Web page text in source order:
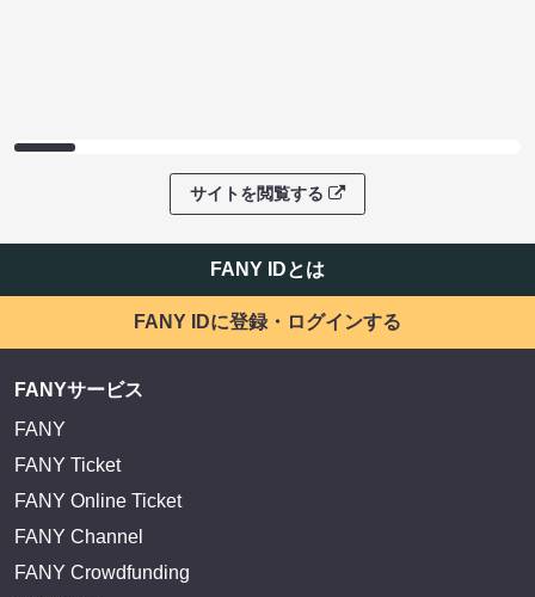
サイトを閲覧する
FANY IDとは
FANY IDに登録・ログインする
FANYサービス
FANY
FANY Ticket
FANY Online Ticket
FANY Channel
FANY Crowdfunding